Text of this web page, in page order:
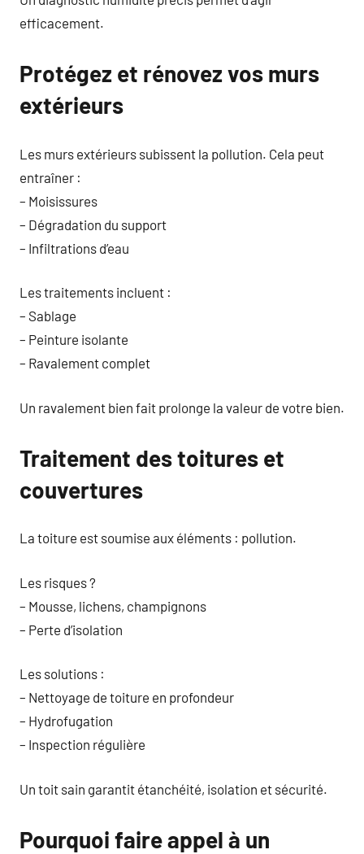
efficacement.
Protégez et rénovez vos murs
extérieurs
Les murs extérieurs subissent la pollution. Cela peut
entraîner :
– Moisissures
– Dégradation du support
– Infiltrations d’eau
Les traitements incluent :
– Sablage
– Peinture isolante
– Ravalement complet
Un ravalement bien fait prolonge la valeur de votre bien.
Traitement des toitures et
couvertures
La toiture est soumise aux éléments : pollution.
Les risques ?
– Mousse, lichens, champignons
– Perte d’isolation
Les solutions :
– Nettoyage de toiture en profondeur
– Hydrofugation
– Inspection régulière
Un toit sain garantit étanchéité, isolation et sécurité.
Pourquoi faire appel à un